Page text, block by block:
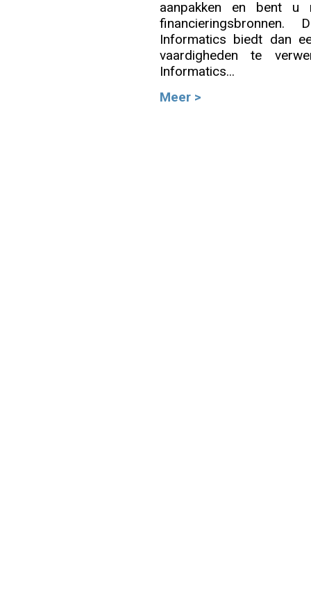
aanpakken en bent u
Informatics biedt dan
vaardigheden te
Informatics...
Meer >